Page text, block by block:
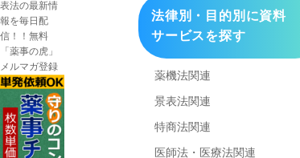
法律別・目的別に資料
サービスを探す
薬機法関連
景表法関連
特商法関連
医師法・医療法関連